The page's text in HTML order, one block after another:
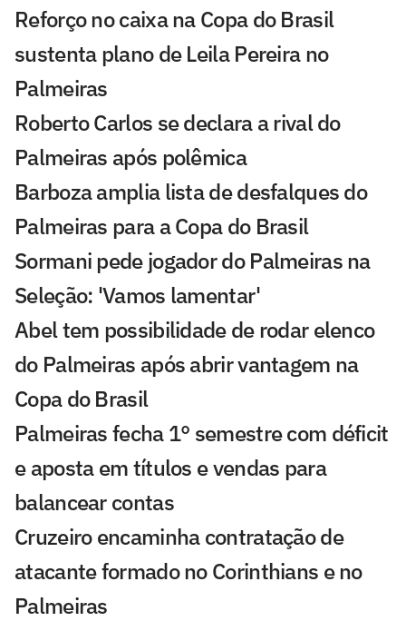
Reforço no caixa na Copa do Brasil
sustenta plano de Leila Pereira no
Palmeiras
Roberto Carlos se declara a rival do
Palmeiras após polêmica
Barboza amplia lista de desfalques do
Palmeiras para a Copa do Brasil
Sormani pede jogador do Palmeiras na
Seleção: 'Vamos lamentar'
Abel tem possibilidade de rodar elenco
do Palmeiras após abrir vantagem na
Copa do Brasil
Palmeiras fecha 1° semestre com déficit
e aposta em títulos e vendas para
balancear contas
Cruzeiro encaminha contratação de
atacante formado no Corinthians e no
Palmeiras